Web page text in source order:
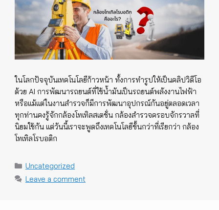
ในโลกปัจจุบันเทคโนโลยีก้าวหน้า ทั้งการทำรูปให้เป็นคลิปวิดีโอ
ด้วย AI การพัฒนารถยนต์ที่ใช้น้ำมันเป็นรถยนต์พลังงานไฟฟ้า
หรือแม้แต่ในงานสำรวจก็มีการพัฒนาอุปกรณ์กันอยู่ตลอดเวลา
ทุกท่านคงรู้จักกล้องโทเทิลสเตชั่น กล้องสำรวจครอบจักรวาลที่
นิยมใช้กัน แต่วันนี้เราจะพูดถึงเทคโนโลยีขั้นกว่าที่เรียกว่า กล้อง
โทเทิลโรบอติก
Categories
Uncategorized
Leave a comment